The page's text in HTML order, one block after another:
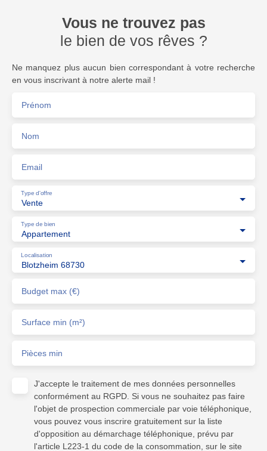
Vous ne trouvez pas
le bien de vos rêves ?
Ne manquez plus aucun bien correspondant à votre recherche
en vous inscrivant à notre alerte mail !
Prénom
Nom
Email
Vente
Type d'offre
Appartement
Type de bien
Blotzheim 68730
Localisation
Budget max (€)
Surface min (m²)
Pièces min
J'accepte le traitement de mes données personnelles
conformément au RGPD. Si vous ne souhaitez pas faire
l'objet de prospection commerciale par voie téléphonique,
vous pouvez vous inscrire gratuitement sur la liste
d'opposition au démarchage téléphonique, prévu par
l'article L223-1 du code de la consommation, sur le site